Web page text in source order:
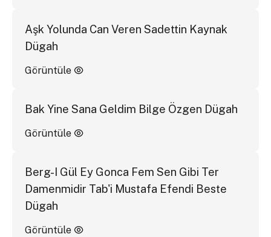
Aşk Yolunda Can Veren Sadettin Kaynak
Dügah
Görüntüle
Bak Yine Sana Geldim Bilge Özgen Dügah
Görüntüle
Berg-I Gül Ey Gonca Fem Sen Gibi Ter
Damenmidir Tab'i Mustafa Efendi Beste
Dügah
Görüntüle